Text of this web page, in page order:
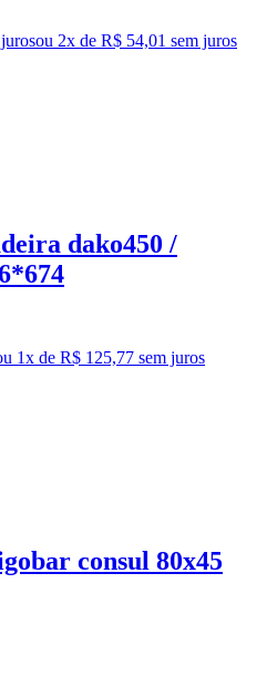
ou 2x de R$ 54,01 sem juros
dako450 /
1x de R$ 125,77 sem juros
consul 80x45